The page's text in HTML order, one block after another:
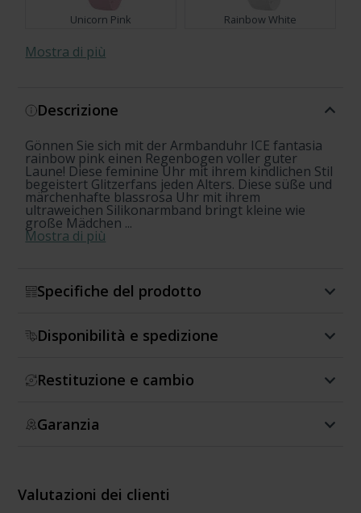
Unicorn Pink Rainbow White
Mostra di più
Descrizione
Gönnen Sie sich mit der Armbanduhr ICE fantasia
rainbow pink einen Regenbogen voller guter
Laune! Diese feminine Uhr mit ihrem kindlichen Stil
begeistert Glitzerfans jeden Alters. Diese süße und
märchenhafte blassrosa Uhr mit ihrem
ultraweichen Silikonarmband bringt kleine wie
große Mädchen ...
Mostra di più
Specifiche del prodotto
Disponibilità e spedizione
Restituzione e cambio
Garanzia
Valutazioni dei clienti